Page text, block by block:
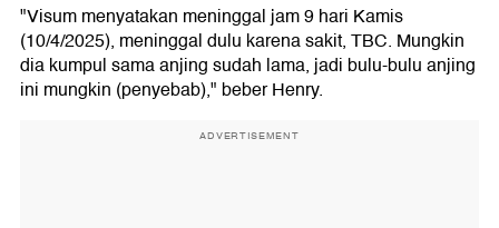
"Visum menyatakan meninggal jam 9 hari Kamis
(10/4/2025), meninggal dulu karena sakit, TBC. Mungkin
dia kumpul sama anjing sudah lama, jadi bulu-bulu anjing
ini mungkin (penyebab)," beber Henry.
ADVERTISEMENT